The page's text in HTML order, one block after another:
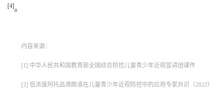
[4]。
内容来源：
[1] 中华人民共和国教育部全国综合防控儿童青少年近视宣讲团课件
[2] 低浓度阿托品滴眼液在儿童青少年近视防控中的应用专家共识（2022）